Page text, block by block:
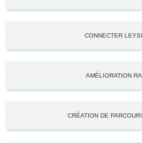
CONNECTER
AMÉLIORATION
CRÉATION DE